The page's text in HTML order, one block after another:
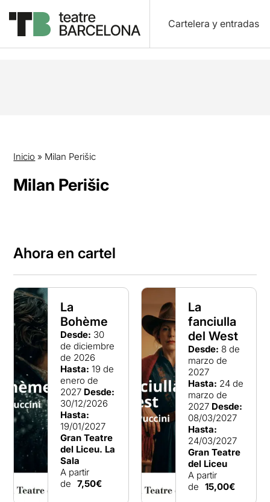
Cartelera y entradas
Inicio » Milan Perišic
Milan Perišic
Ahora en cartel
La
Bohème
Desde: 30
de diciembre
de 2026
Hasta: 19 de
enero de
2027 Desde:
30/12/2026
Hasta:
19/01/2027
Gran Teatre
del Liceu. La
Sala
A partir
de 7,50€
La
fanciulla
del West
Desde: 8 de
marzo de
2027
Hasta: 24 de
marzo de
2027 Desde:
08/03/2027
Hasta:
24/03/2027
Gran Teatre
del Liceu
A partir
de 15,00€